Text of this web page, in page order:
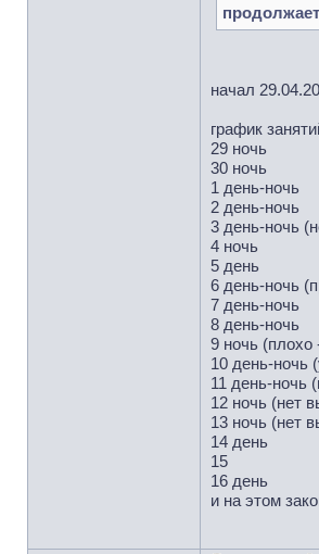
начал
график
29 ночь
30 ночь
1 день-ночь
2 день-ночь
3 день-ночь
4 ночь
5 день
6 день-ночь
7 день-ночь
8 день-ночь
9 ночь (плохо
10 день-ночь
11 день-ночь
12 ночь (нет
13 ночь (нет
14 день
15
16 день
и на этом